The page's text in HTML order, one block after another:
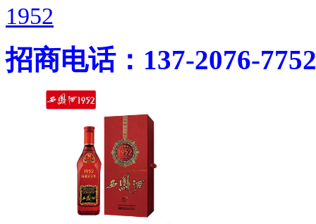
1952
招商电话：137-2076-7752